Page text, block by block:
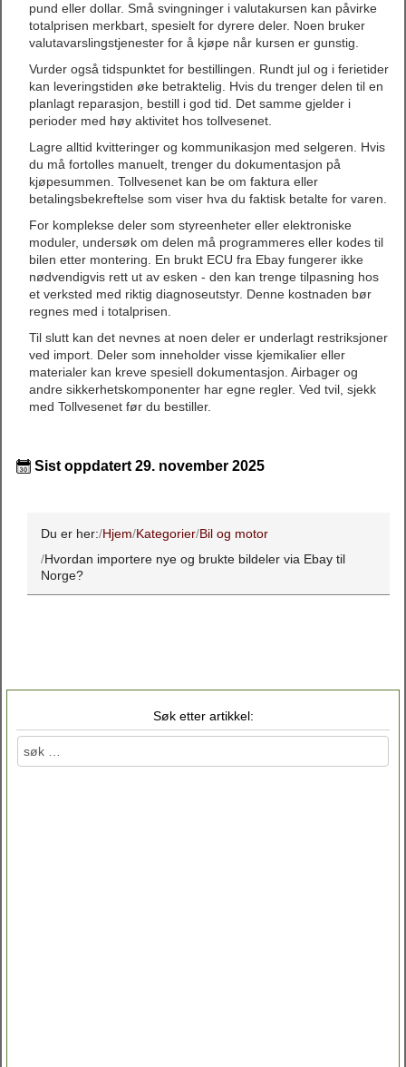
pund eller dollar. Små svingninger i valutakursen kan påvirke
totalprisen merkbart, spesielt for dyrere deler. Noen bruker
valutavarslingstjenester for å kjøpe når kursen er gunstig.
Vurder også tidspunktet for bestillingen. Rundt jul og i ferietider
kan leveringstiden øke betraktelig. Hvis du trenger delen til en
planlagt reparasjon, bestill i god tid. Det samme gjelder i
perioder med høy aktivitet hos tollvesenet.
Lagre alltid kvitteringer og kommunikasjon med selgeren. Hvis
du må fortolles manuelt, trenger du dokumentasjon på
kjøpesummen. Tollvesenet kan be om faktura eller
betalingsbekreftelse som viser hva du faktisk betalte for varen.
For komplekse deler som styreenheter eller elektroniske
moduler, undersøk om delen må programmeres eller kodes til
bilen etter montering. En brukt ECU fra Ebay fungerer ikke
nødvendigvis rett ut av esken - den kan trenge tilpasning hos
et verksted med riktig diagnoseutstyr. Denne kostnaden bør
regnes med i totalprisen.
Til slutt kan det nevnes at noen deler er underlagt restriksjoner
ved import. Deler som inneholder visse kjemikalier eller
materialer kan kreve spesiell dokumentasjon. Airbager og
andre sikkerhetskomponenter har egne regler. Ved tvil, sjekk
med Tollvesenet før du bestiller.
Sist oppdatert 29. november 2025
Du er her: Hjem Kategorier Bil og motor
Hvordan importere nye og brukte bildeler via Ebay til
Norge?
Søk etter artikkel: